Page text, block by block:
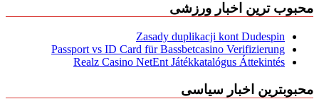
محبوب ترین اخبار ورزشی
Zasady duplikacji kont Dudespin
Passport vs ID Card für Bassbetcasino Verifizierung
Realz Casino NetEnt Játékkatalógus Áttekintés
محبوبترین اخبار سیاسی